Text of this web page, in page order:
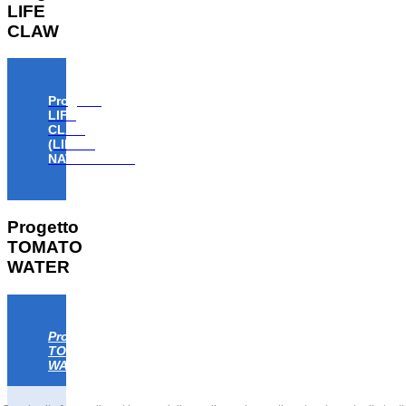
LIFE
CLAW
Progetto
LIFE
CLAW
(LIFE18
NAT/IT/000806)
Progetto
TOMATO
WATER
Progetto
TOMATO
WATER